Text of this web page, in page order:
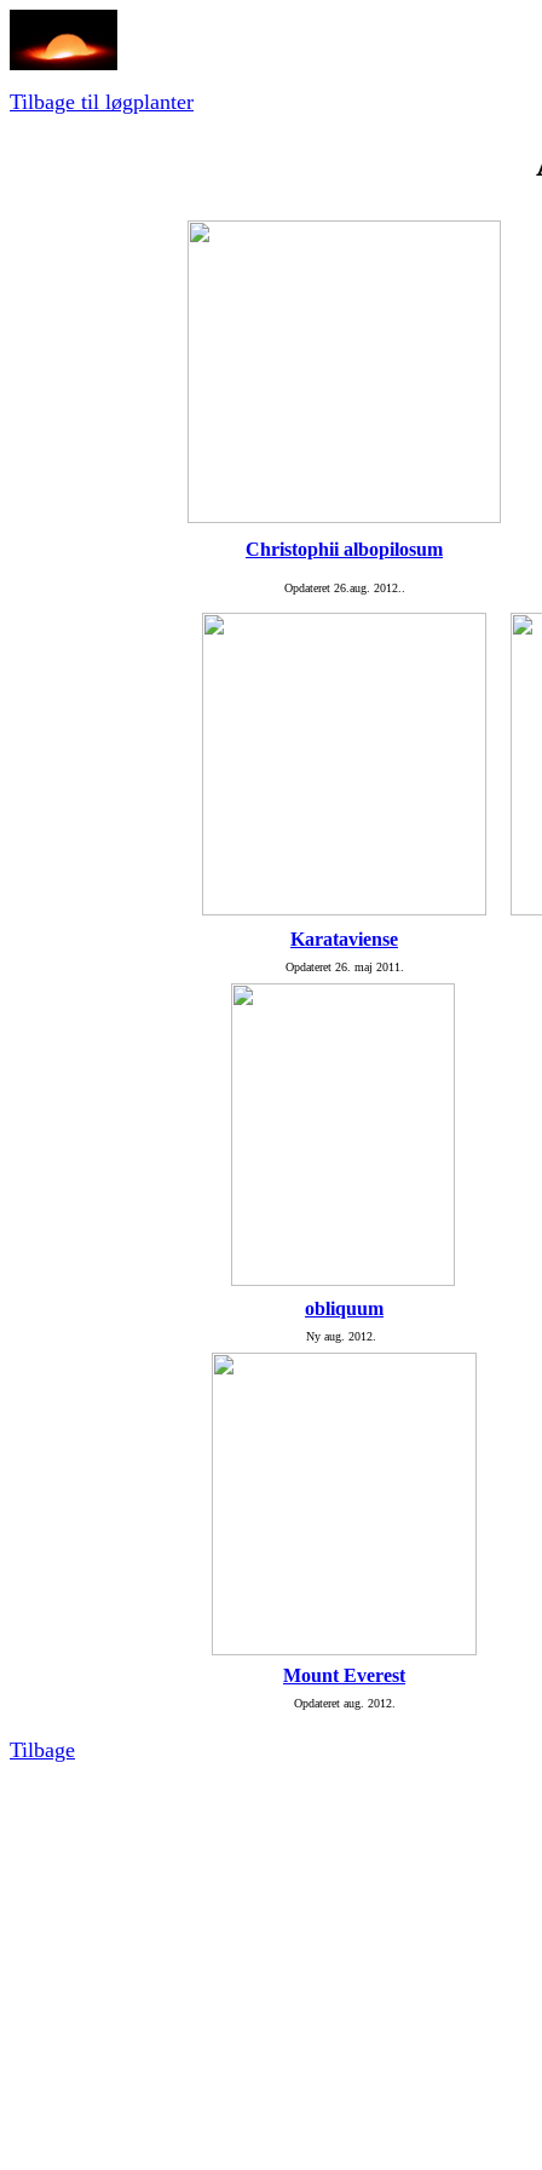
Tilbage til løgplanter
Christophii albopilosum
Opdateret 26.aug. 2012..
Karataviense
Opdateret 26. maj 2011.
obliquum
Ny aug. 2012.
Mount Everest
Opdateret aug. 2012.
Tilbage